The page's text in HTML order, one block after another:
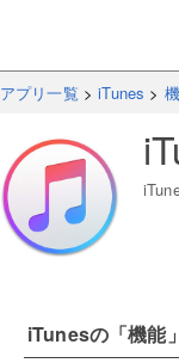
アプリ一覧 >iTunes >
iTunesの「機能